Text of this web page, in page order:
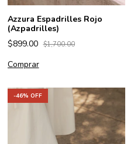
Azzura Espadrilles Rojo
(Azpadrilles)
$899.00 $1,700.00
Comprar
-46% OFF